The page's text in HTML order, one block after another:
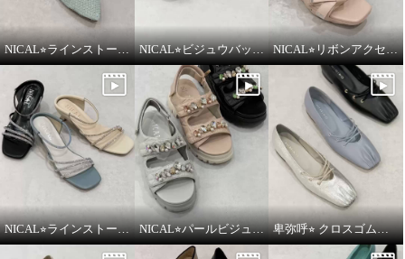
NICAL⭐︎ラインストーンシアーミュールをご紹介いたします。 NICAL⭐︎ビジュウバックル×サテンベルトボリュームをご紹介いたします。 NICAL⭐︎リボンアクセントキルティングサンダルをご紹介いたします。
NICAL⭐︎ラインストーンナローストラップミュールをご紹介いたします。 NICAL⭐︎パールビジュー×キルティングボリュームサンダルをご紹介いたします。 卑弥呼⭐︎ クロスゴムフラットパンプスをご紹介いたします。